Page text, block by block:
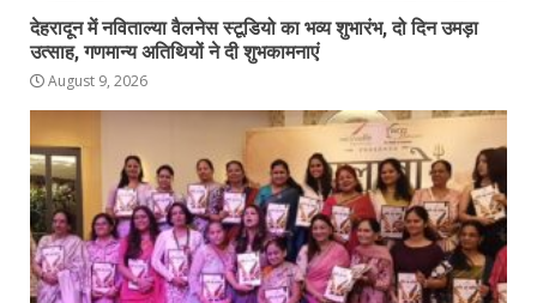
देहरादून में नविताल्या वैलनेस स्टूडियो का भव्य शुभारंभ, दो दिन उमड़ा
उत्साह, गणमान्य अतिथियों ने दी शुभकामनाएं
August 9, 2026